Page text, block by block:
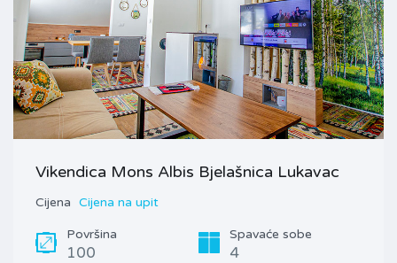
Vikendica Mons Albis Bjelašnica Lukavac
Cijena Cijena na upit
Površina
100
Spavaće sobe
4